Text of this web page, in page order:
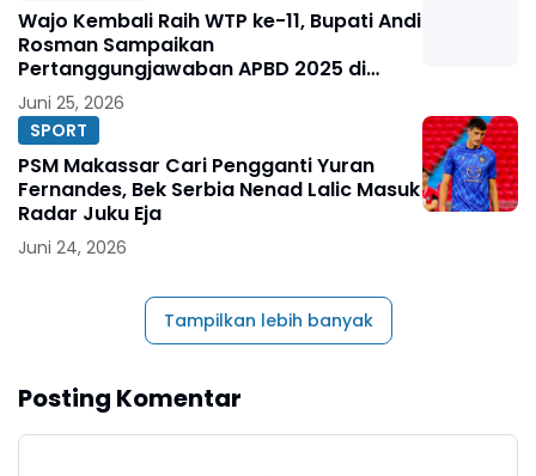
Wajo Kembali Raih WTP ke-11, Bupati Andi
Rosman Sampaikan
Pertanggungjawaban APBD 2025 di
DPRD
Juni 25, 2026
SPORT
PSM Makassar Cari Pengganti Yuran
Fernandes, Bek Serbia Nenad Lalic Masuk
Radar Juku Eja
Juni 24, 2026
Tampilkan lebih banyak
Posting Komentar